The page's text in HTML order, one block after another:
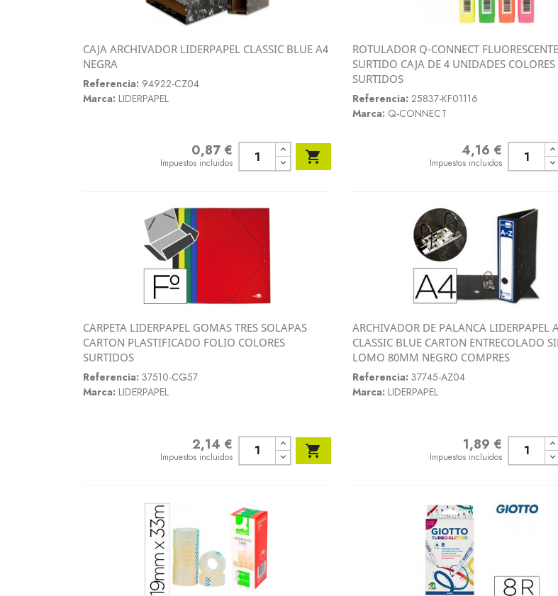
CAJA ARCHIVADOR LIDERPAPEL CLASSIC BLUE A4
NEGRA
Referencia: 94922-CZ04
Marca: LIDERPAPEL
0,87 €
Impuestos incluidos 
Vista rápida
ROTULADOR Q-CONNECT FLUORESCENTE
SURTIDO CAJA DE 4 UNIDADES COLORES
SURTIDOS
Referencia: 25837-KF01116
Marca: Q-CONNECT
4,16 €
Impuestos incluidos
Vista rápida
CARPETA LIDERPAPEL GOMAS TRES SOLAPAS
CARTON PLASTIFICADO FOLIO COLORES
SURTIDOS
Referencia: 37510-CG57
Marca: LIDERPAPEL
2,14 €
Impuestos incluidos 
Vista rápida
ARCHIVADOR DE PALANCA LIDERPAPEL
CLASSIC BLUE CARTON ENTRECOLADO
LOMO 80MM NEGRO COMPRES
Referencia: 37745-AZ04
Marca: LIDERPAPEL
1,89 €
Impuestos incluidos